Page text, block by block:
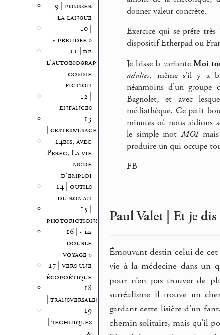
9 | pousser
la langue
10 |
« prendre »
11 | de
l’autobiographie
comme
fiction
12 |
enfances
13
| gestes&usages
14bis, avec
Perec, La vie
mode
d’emploi
14 | outils
du roman
15 |
photofictions
16 | « le
double
voyage »
17 | vers une
écopoétique
18
| transversales
19
| techniques
donner valeur concrète.
Exercice qui se prête très
dispositif Etherpad ou
Je laisse la variante Moi
adultes, même s’il y a
néanmoins d’un groupe
Bagnolet, et avec
médiathèque. Ce petit
minutes où nous aidions
le simple motMOImais
produire un qui occupe
FB
Paul Valet | Et je
Émouvant destin celui de cet
vie à la médecine dans un
pour n’en pas trouver de
surréalisme il trouve un
gardant cette lisière d’un
chemin solitaire, mais qu’il